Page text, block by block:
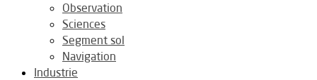
Observation
Sciences
Segment sol
Navigation
Industrie